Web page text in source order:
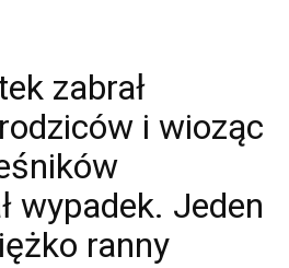
zabrał
i wioząc
wypadek. Jeden
ranny